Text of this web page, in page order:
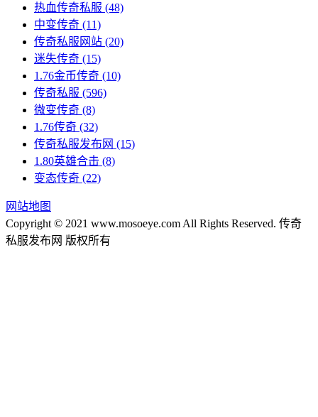
热血传奇私服 (48)
中变传奇 (11)
传奇私服网站 (20)
迷失传奇 (15)
1.76金币传奇 (10)
传奇私服 (596)
微变传奇 (8)
1.76传奇 (32)
传奇私服发布网 (15)
1.80英雄合击 (8)
变态传奇 (22)
网站地图
Copyright © 2021 www.mosoeye.com All Rights Reserved. 传奇
私服发布网 版权所有